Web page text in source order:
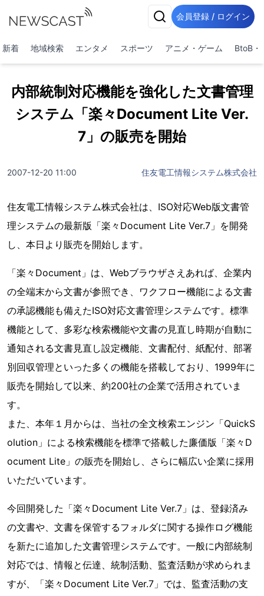
会員登録 / ログイン
新着 地域検索 エンタメ スポーツ アニメ・ゲーム BtoB・
内部統制対応機能を強化した文書管理
システム「楽々Document Lite Ver.
7」の販売を開始
2007-12-20 11:00 住友電工情報システム株式会社
住友電工情報システム株式会社は、ISO対応Web版文書管
理システムの最新版「楽々Document Lite Ver.7」を開発
し、本日より販売を開始します。
「楽々Document」は、Webブラウザさえあれば、企業内
の全端末から文書が参照でき、ワクフロー機能による文書
の承認機能も備えたISO対応文書管理システムです。標準
機能として、多彩な検索機能や文書の見直し時期が自動に
通知される文書見直し設定機能、文書配付、紙配付、部署
別回収管理といった多くの機能を搭載しており、1999年に
販売を開始して以来、約200社の企業で活用されていま
す。
また、本年１月からは、当社の全文検索エンジン「QuickS
olution」による検索機能を標準で搭載した廉価版「楽々D
ocument Lite」の販売を開始し、さらに幅広い企業に採用
いただいています。
今回開発した「楽々Document Lite Ver.7」は、登録済み
の文書や、文書を保管するフォルダに関する操作ログ機能
を新たに追加した文書管理システムです。一般に内部統制
対応では、情報と伝達、統制活動、監査活動が求められま
すが、「楽々Document Lite Ver.7」では、監査活動の支